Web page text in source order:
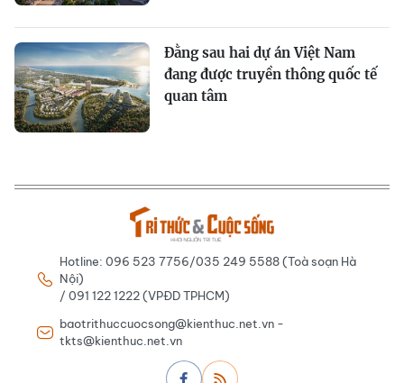
Đằng sau hai dự án Việt Nam
đang được truyền thông quốc tế
quan tâm
Hotline: 096 523 7756/035 249 5588 (Toà soạn Hà
Nội)
/ 091 122 1222 (VPĐD TPHCM)
baotrithuccuocsong@kienthuc.net.vn -
tkts@kienthuc.net.vn